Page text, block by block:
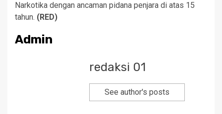
Narkotika dengan ancaman pidana penjara di atas 15
tahun. (RED)
Admin
redaksi 01
See author's posts